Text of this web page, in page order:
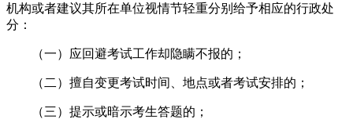
机构或者建议其所在单位视情节轻重分别给予相应的行政处
分：
（一）应回避考试工作却隐瞒不报的；
（二）擅自变更考试时间、地点或者考试安排的；
（三）提示或暗示考生答题的；